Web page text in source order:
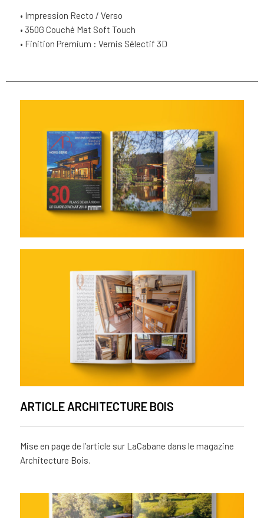
• Impression Recto / Verso
• 350G Couché Mat Soft Touch
• Finition Premium : Vernis Sélectif 3D
ARTICLE ARCHITECTURE BOIS
Mise en page de l’article sur LaCabane dans le magazine
Architecture Bois.